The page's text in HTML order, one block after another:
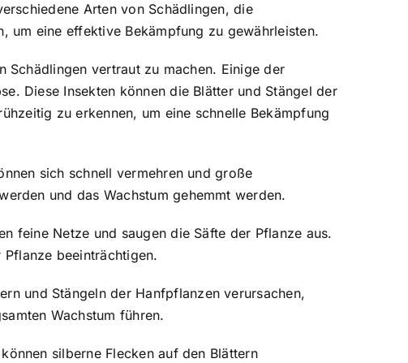
Arten von Schädlingen, die
um eine effektive Bekämpfung zu gewährleisten.
vertraut zu machen. Einige der
Diese Insekten können die Blätter und Stängel der
zu erkennen, um eine schnelle Bekämpfung
sich schnell vermehren und große
und das Wachstum gehemmt werden.
feine Netze und saugen die Säfte der Pflanze aus.
beeinträchtigen.
und Stängeln der Hanfpflanzen verursachen,
Wachstum führen.
silberne Flecken auf den Blättern